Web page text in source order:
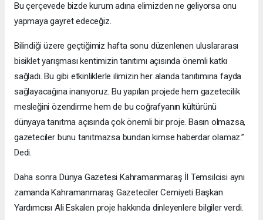
Bu çerçevede bizde kurum adına elimizden ne geliyorsa onu
yapmaya gayret edeceğiz.
Bilindiği üzere geçtiğimiz hafta sonu düzenlenen uluslararası
bisiklet yarışması kentimizin tanıtımı açısında önemli katkı
sağladı. Bu gibi etkinliklerle ilimizin her alanda tanıtımına fayda
sağlayacağına inanıyoruz. Bu yapılan projede hem gazetecilik
mesleğini özendirme hem de bu coğrafyanın kültürünü
dünyaya tanıtma açısında çok önemli bir proje. Basın olmazsa,
gazeteciler bunu tanıtmazsa bundan kimse haberdar olamaz.”
Dedi.
Daha sonra Dünya Gazetesi Kahramanmaraş İl Temsilcisi aynı
zamanda Kahramanmaraş Gazeteciler Cemiyeti Başkan
Yardımcısı Ali Eskalen proje hakkında dinleyenlere bilgiler verdi.